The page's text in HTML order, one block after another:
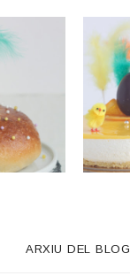
ARXIU DEL BLOG